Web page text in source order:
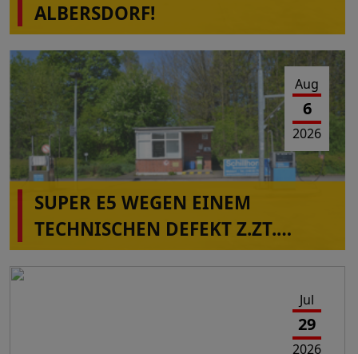
ALBERSDORF!
Aug
6
2026
SUPER E5 WEGEN EINEM
TECHNISCHEN DEFEKT Z.ZT.
NICHT VERFÜGBAR IN
Jul
29
2026